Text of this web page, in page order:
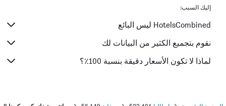
إليك السبب:
HotelsCombined ليس البائع
نقوم بتجميع الكثير من البيانات لك
لماذا لا تكون الأسعار دقيقة بنسبة 100٪؟